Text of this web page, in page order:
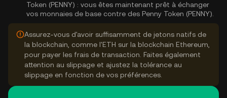
Token (PENNY) : vous êtes maintenant prêt à échanger
vos monnaies de base contre des Penny Token (PENNY).
Assurez-vous d'avoir suffisamment de jetons natifs de
la blockchain, comme l'ETH sur la blockchain Ethereum,
pour payer les frais de transaction. Faites également
attention au slippage et ajustez la tolérance au
slippage en fonction de vos préférences.